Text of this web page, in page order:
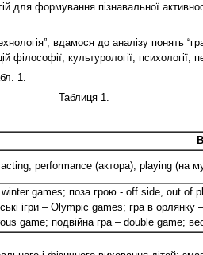
для формування пізнавальної
вдамося до аналізу понять
культурології, психології,
1.
Таблиця 1.
performance (актора); playing (на
winter games; поза грою - off side, out
ігри – Olympic games; гра в
game; подвійна гра – double game;